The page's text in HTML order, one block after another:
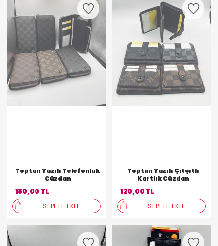
Toptan Yazılı Telefonluk
Cüzdan
180,00 TL
SEPETE EKLE
Toptan Yazılı Çıtçıtlı
Kartlık Cüzdan
120,00 TL
SEPETE EKLE